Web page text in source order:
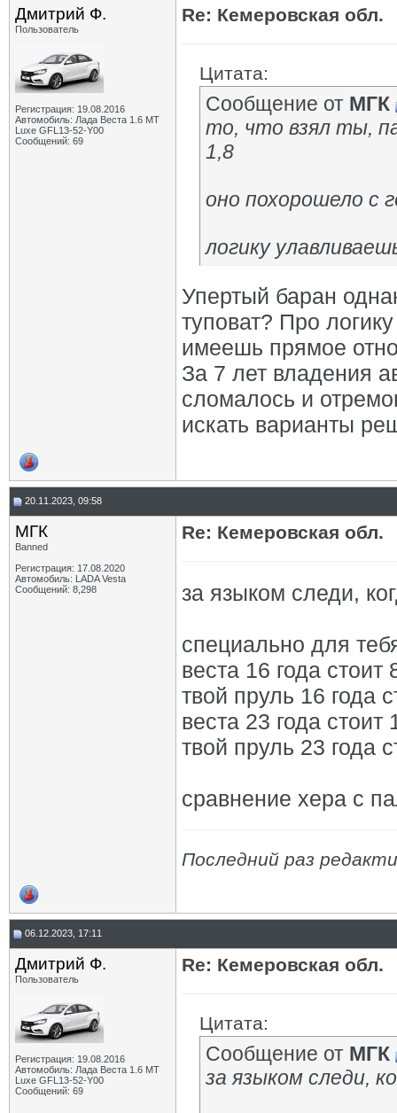
Дмитрий Ф.
Пользователь
Регистрация: 19.08.2016
Автомобиль: Лада Веста 1.6 MT
Luxe GFL13-52-Y00
Сообщений: 69
Re: Кемеровская обл.
Цитата:
Сообщение от МГК
то, что взял ты,
1,8
оно похорошело с
логику
Упертый баран
туповат? Про
имеешь прямое
За 7 лет владения
сломалось и
искать варианты
20.11.2023, 09:58
МГК
Banned
Регистрация: 17.08.2020
Автомобиль: LADA Vesta
Сообщений: 8,298
Re: Кемеровская обл.
за языком следи,
специально для
веста 16 года стоит
твой пруль 16 года
веста 23 года стоит
твой пруль 23 года
сравнение хера с
Последний раз
06.12.2023, 17:11
Дмитрий Ф.
Пользователь
Регистрация: 19.08.2016
Автомобиль: Лада Веста 1.6 MT
Luxe GFL13-52-Y00
Сообщений: 69
Re: Кемеровская обл.
Цитата:
Сообщение от МГК
за языком следи,